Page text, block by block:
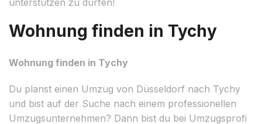
Wohnung finden in Tychy
Wohnung finden in Tychy
Du planst einen Umzug von Düsseldorf nach Tychy
und bist auf der Suche nach einem professionellen
Umzugsunternehmen? Dann bist du bei Umzugsprofi